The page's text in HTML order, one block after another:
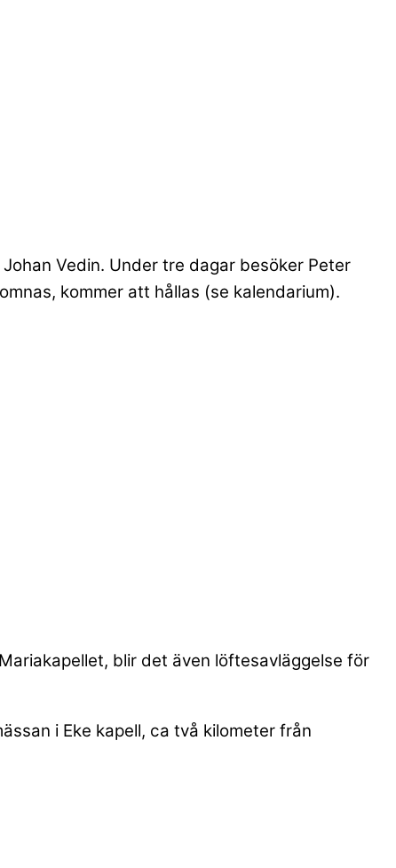
Vedin. Under tre dagar besöker Peter
kommer att hållas (se kalendarium).
blir det även löftesavläggelse för
i Eke kapell, ca två kilometer från